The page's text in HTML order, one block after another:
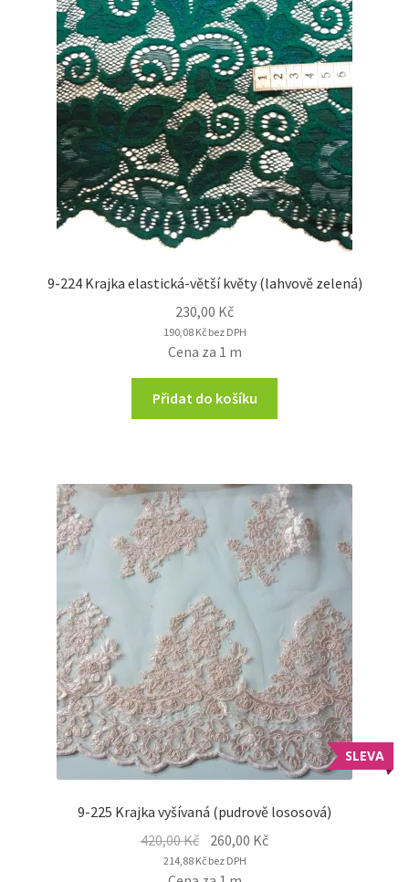
9-224 Krajka elastická-větší květy (lahvově zelená)
230,00 Kč
190,08 Kčbez DPH
Cena za 1 m
Přidat do košíku
SLEVA
9-225 Krajka vyšívaná (pudrově lososová)
420,00Kč Original
price
260,00 KčCurrent
214,88 Kčbez DPH